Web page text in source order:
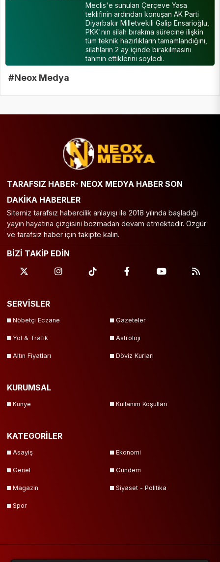
Meclis'e sunulan Çerçeve Yasa
teklifinin ardından konuşan AK Parti
Diyarbakır Milletvekili Galip Ensarioğlu,
PKK'nın silah bırakma sürecine ilişkin
tüm teknik hazırlıkların tamamlandığını,
silahların 2 ay içinde bırakılmasını
tahmin ettiklerini söyledi.
#Neox Medya
TARAFSIZ HABER- NEOX MEDYA HABER SON
DAKİKA HABERLER
Sitemiz tarafsız habercilik anlayışı ile 2018 yılında başladığı
yayın hayatına çizgisini bozmadan devam etmektedir. Özgür
ve tarafsız haber için takipte kalın.
BİZİ TAKİP EDİN
SERVİSLER
Nöbetçi Eczane Gazeteler
Yol & Trafik Astroloji
Altın Fiyatları Döviz Kurları
KURUMSAL
Künye Kullanım Koşulları
KATEGORİLER
Asayiş Ekonomi
Genel Gündem
Magazin Siyaset - Politika
Spor